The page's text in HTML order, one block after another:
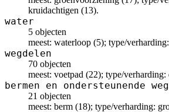
kruidachtigen (13).
water
5 objecten
meest: waterloop (5); type/
wegdelen
70 objecten
meest: voetpad (22); type/
bermen en ondersteunende
21 objecten
meest: berm (18); type/verharding: